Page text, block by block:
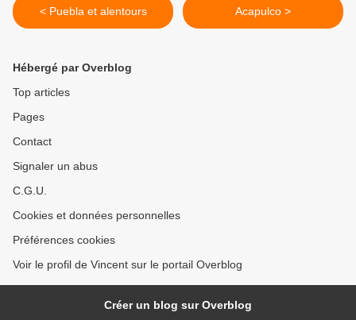
< Puebla et alentours Acapulco >
Hébergé par Overblog
Top articles
Pages
Contact
Signaler un abus
C.G.U.
Cookies et données personnelles
Préférences cookies
Voir le profil de Vincent sur le portail Overblog
Créer un blog sur Overblog